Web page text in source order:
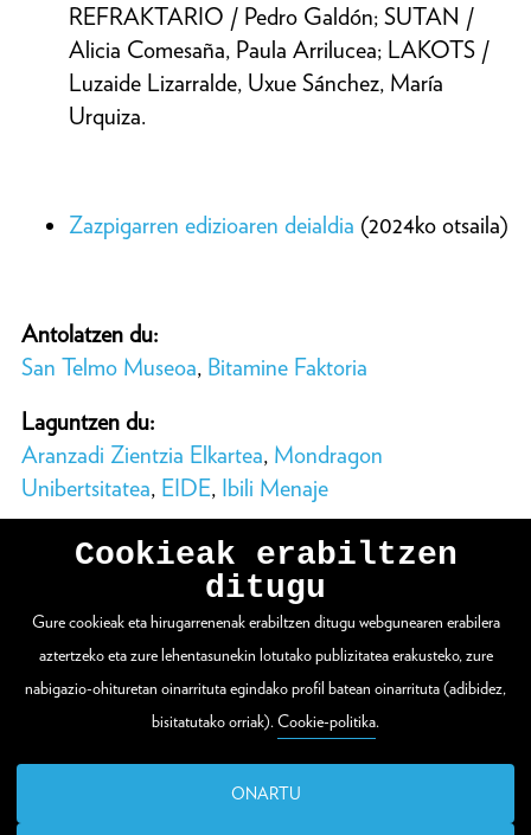
REFRAKTARIO / Pedro Galdón; SUTAN /
Alicia Comesaña, Paula Arrilucea; LAKOTS /
Luzaide Lizarralde, Uxue Sánchez, María
Urquiza.
Zazpigarren edizioaren deialdia (2024ko otsaila)
Antolatzen du:
San Telmo Museoa, Bitamine Faktoria
Laguntzen du:
Aranzadi Zientzia Elkartea, Mondragon
Unibertsitatea, EIDE, Ibili Menaje
WEBGUNE OSOA IKUSI
20003 Donostia / San Sebastián
Cookieak erabiltzen
ditugu
Gure cookieak eta hirugarrenenak erabiltzen ditugu webgunearen erabilera
aztertzeko eta zure lehentasunekin lotutako publizitatea erakusteko, zure
nabigazio-ohituretan oinarrituta egindako profil batean oinarrituta (adibidez,
bisitatutako orriak).Cookie-politika.
ONARTU